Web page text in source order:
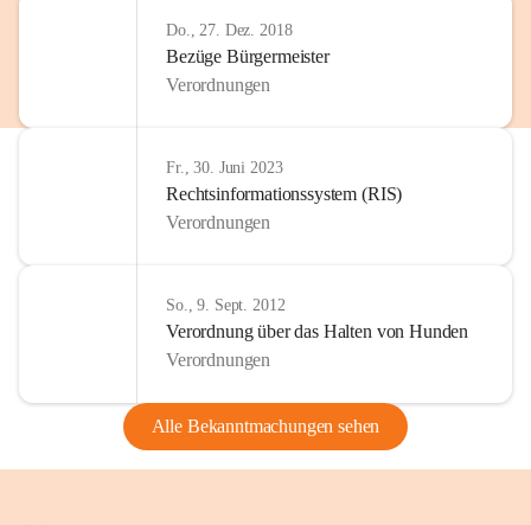
Do., 27. Dez. 2018
Bezüge Bürgermeister
Verordnungen
Fr., 30. Juni 2023
Rechtsinformationssystem (RIS)
Verordnungen
So., 9. Sept. 2012
Verordnung über das Halten von Hunden
Verordnungen
Alle Bekanntmachungen sehen